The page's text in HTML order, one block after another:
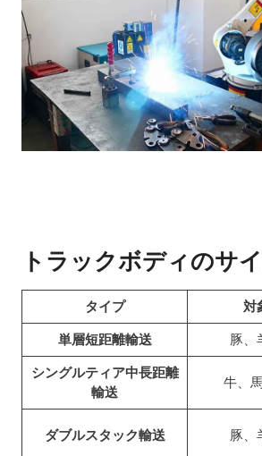
トラックボディのサ
タイプ 対
単層短距離輸送
豚、
シングルティア中長距離
輸送
牛、
ダブルスタック輸送 豚、